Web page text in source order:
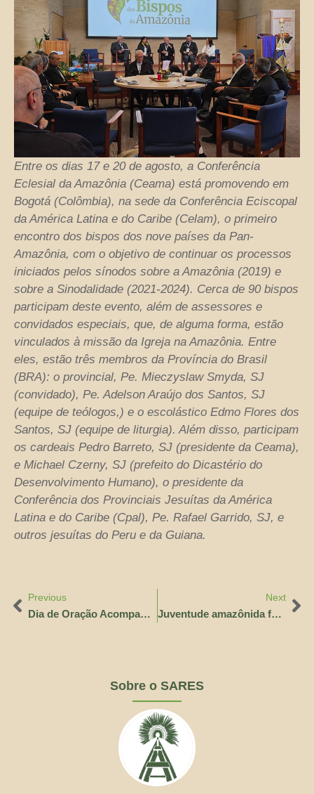
Entre os dias 17 e 20 de agosto, a Conferência
Eclesial da Amazônia (Ceama) está promovendo em
Bogotá (Colômbia), na sede da Conferência Eciscopal
da América Latina e do Caribe (Celam), o primeiro
encontro dos bispos dos nove países da Pan-
Amazônia, com o objetivo de continuar os processos
iniciados pelos sínodos sobre a Amazônia (2019) e
sobre a Sinodalidade (2021-2024). Cerca de 90 bispos
participam deste evento, além de assessores e
convidados especiais, que, de alguma forma, estão
vinculados à missão da Igreja na Amazônia. Entre
eles, estão três membros da Província do Brasil
(BRA): o provincial, Pe. Mieczyslaw Smyda, SJ
(convidado), Pe. Adelson Araújo dos Santos, SJ
(equipe de teólogos,) e o escolástico Edmo Flores dos
Santos, SJ (equipe de liturgia). Além disso, participam
os cardeais Pedro Barreto, SJ (presidente da Ceama),
e Michael Czerny, SJ (prefeito do Dicastério do
Desenvolvimento Humano), o presidente da
Conferência dos Provinciais Jesuítas da América
Latina e do Caribe (Cpal), Pe. Rafael Garrido, SJ, e
outros jesuítas do Peru e da Guiana.
Previous
Dia de Oração Acompanhada (DOA) reúne fiéis em Manaus
Next
Juventude amazônida fortalece caminhada sinodal e vocacional
Sobre o SARES